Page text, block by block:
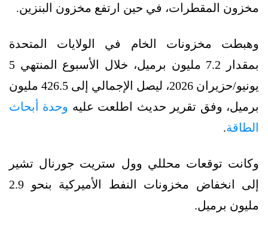
مخزون المقطرات، في حين ارتفع مخزون البنزين.
وهبطت مخزونات الخام في الولايات المتحدة
بمقدار 7.2 مليون برميل، خلال الأسبوع المنتهي 5
يونيو/حزيران 2026، ليصل الإجمالي إلى 426.5 مليون
برميل، وفق تقرير حديث اطلعت عليه وحدة أبحاث
الطاقة.
وكانت توقعات محللي وول ستريت جورنال تشير
إلى انخفاض مخزونات النفط الأميركية بنحو 2.9
مليون برميل.